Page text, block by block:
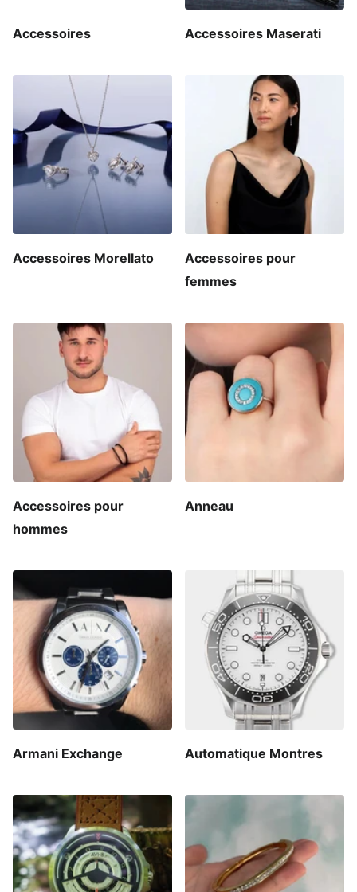
Accessoires Accessoires Maserati
Accessoires Morellato
Accessoires pour
femmes
Accessoires pour
hommes
Anneau
Armani Exchange Automatique Montres